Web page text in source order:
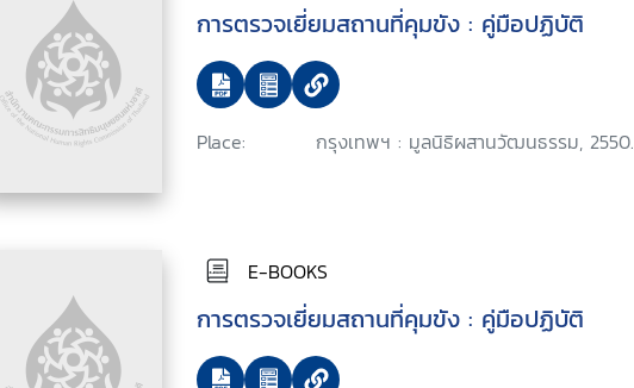
การตรวจเยี่ยมสถานที่คุมขัง : คู่มือปฏิบัติ
Place: กรุงเทพฯ : มูลนิธิผสานวัฒนธรรม, 2550.
E-BOOKS
การตรวจเยี่ยมสถานที่คุมขัง : คู่มือปฏิบัติ